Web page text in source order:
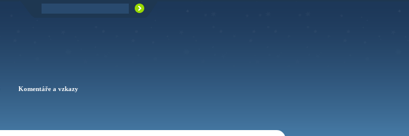
Komentáře a vzkazy